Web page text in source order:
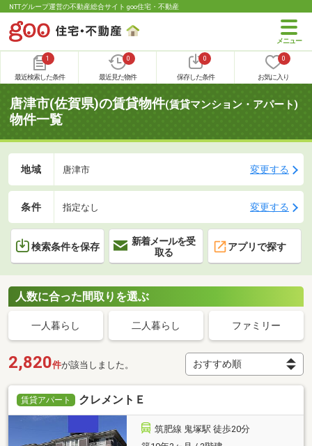
NTTグループ運営の不動産総合サイト goo住宅・不動産
1
最近検索した条件
0
最近見た物件
0
保存した条件
0
お気に入り
唐津市(佐賀県)の賃貸物件(賃貸マンション・アパート)
物件一覧
地域 唐津市 変更する
条件 指定なし 変更する
検索条件を保存
新着メールを受
取る
アプリで探す
人数に合った間取りを選ぶ
一人暮らし 二人暮らし ファミリー
2,820件が該当しました。
賃貸アパート クレメントＥ
筑肥線 鬼塚駅 徒歩20分